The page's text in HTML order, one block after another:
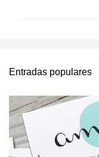
t
r
i
o
s
Entradas populares